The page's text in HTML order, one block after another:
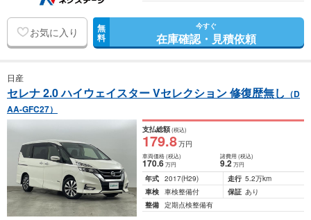
お気に入り 無
料
今すぐ
在庫確認・見積依頼
日産
セレナ 2.0 ハイウェイスター Vセレクション 修復歴無し （D
AA-GFC27）
支払総額(税込)
179.8万円
車両価格(税込)
170.6万円
諸費用 (税込)
9.2 万円
年式 2017(H29) 走行 5.2万km
車検 車検整備付 保証 あり
整備 定期点検整備有